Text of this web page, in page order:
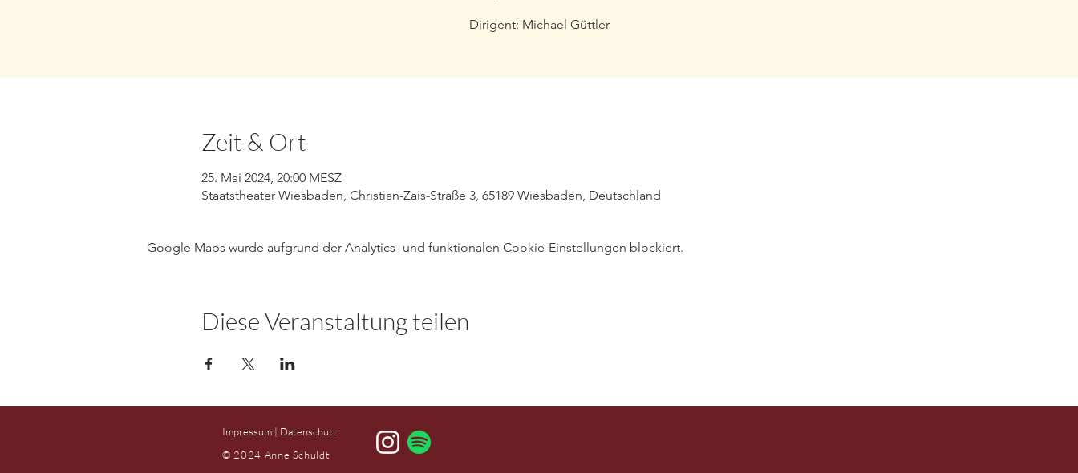
Dirigent: Michael Güttler
Zeit & Ort
25. Mai 2024, 20:00 MESZ
Staatstheater Wiesbaden, Christian-Zais-Straße 3, 65189 Wiesbaden, Deutschland
Google Maps wurde aufgrund der Analytics- und funktionalen Cookie-Einstellungen blockiert.
Diese Veranstaltung teilen
Impressum | Datenschutz
© 2024 Anne Schuldt